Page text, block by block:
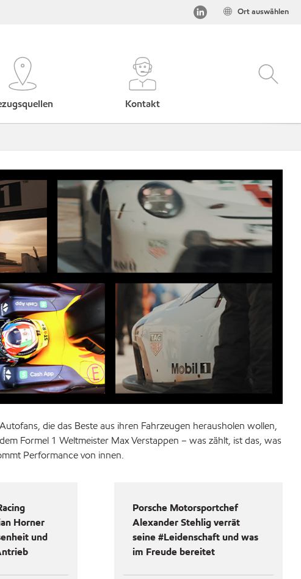
Ort auswählen
Kontakt
die das Beste aus ihren Fahrzeugen herausholen wollen,
Formel 1 Weltmeister Max Verstappen – was zählt, ist das, was
Performance von innen.
Horner
und
Porsche Motorsportchef
Alexander Stehlig verrät
seine #Leidenschaft und was
im Freude bereitet